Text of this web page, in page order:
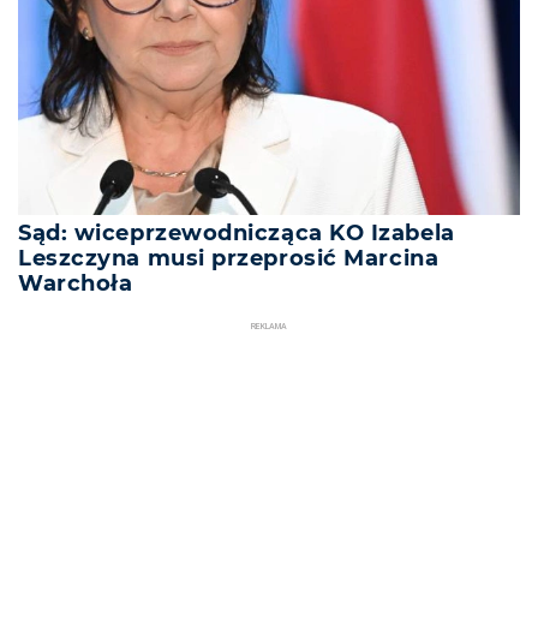
Sąd: wiceprzewodnicząca KO Izabela
Leszczyna musi przeprosić Marcina
Warchoła
REKLAMA